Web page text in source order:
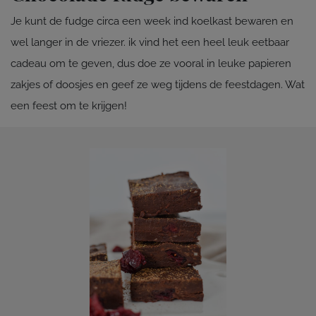
Je kunt de fudge circa een week ind koelkast bewaren en
wel langer in de vriezer. ik vind het een heel leuk eetbaar
cadeau om te geven, dus doe ze vooral in leuke papieren
zakjes of doosjes en geef ze weg tijdens de feestdagen. Wat
een feest om te krijgen!